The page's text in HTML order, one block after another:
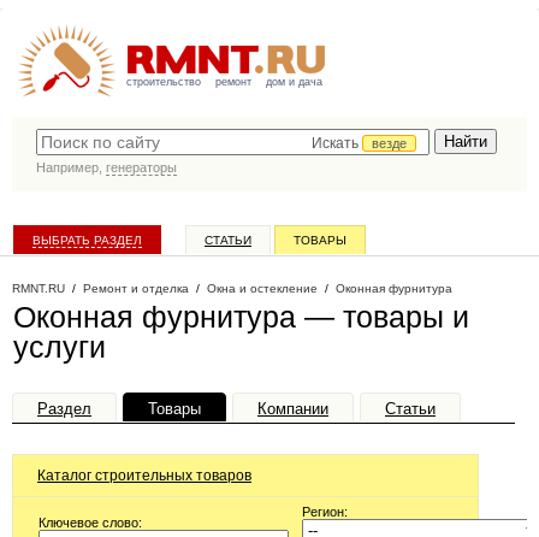
строительство ремонт дом и дача
Искать
везде
Например, генераторы
ВЫБРАТЬ РАЗДЕЛ СТАТЬИ ТОВАРЫ
RMNT.RU / Ремонт и отделка / Окна и остекление / Оконная фурнитура
Оконная фурнитура — товары и
услуги
Раздел Товары Компании Статьи
Каталог строительных товаров
Ключевое слово:
Регион: